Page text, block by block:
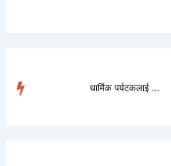
धार्मिक पर्यटकलाई लोभ�...